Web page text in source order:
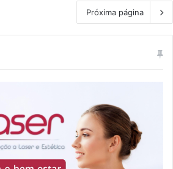
Próxima página